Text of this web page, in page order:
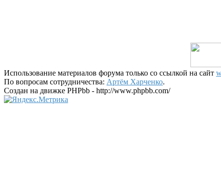
Использование материалов форума только со ссылкой на сайт
По вопросам сотрудничества: Артём Харченко.
Создан на движке PHPbb - http://www.phpbb.com/